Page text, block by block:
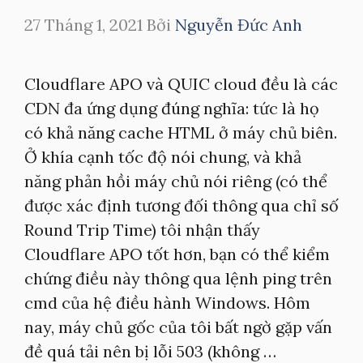
27 Tháng 1, 2021 Bởi Nguyễn Đức Anh
Cloudflare APO và QUIC cloud đều là các
CDN đa ứng dụng đúng nghĩa: tức là họ
có khả năng cache HTML ở máy chủ biên.
Ở khía cạnh tốc độ nói chung, và khả
năng phản hồi máy chủ nói riêng (có thể
được xác định tương đối thông qua chỉ số
Round Trip Time) tôi nhận thấy
Cloudflare APO tốt hơn, bạn có thể kiểm
chứng điều này thông qua lệnh ping trên
cmd của hệ điều hành Windows. Hôm
nay, máy chủ gốc của tôi bất ngờ gặp vấn
đề quá tải nên bị lỗi 503 (không …